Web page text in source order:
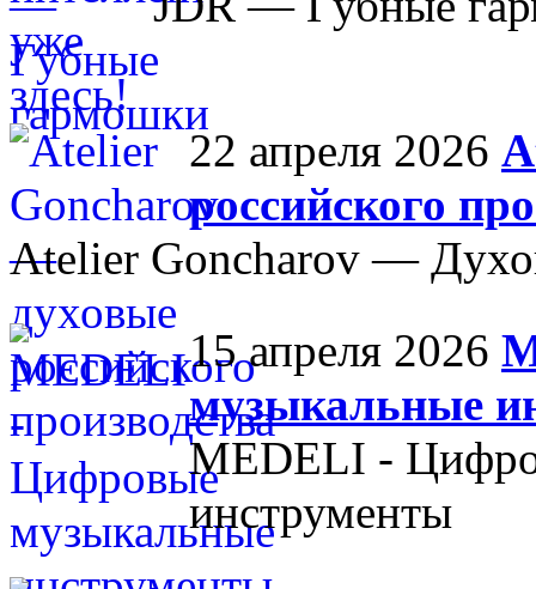
22 апреля 2026
российского
Atelier Goncharov —
15 апреля 2026
музыкальные
MEDELI -
инструменты